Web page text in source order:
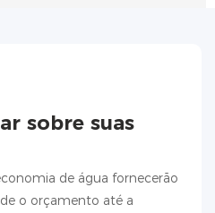
sobre suas
de água fornecerão
o orçamento até a